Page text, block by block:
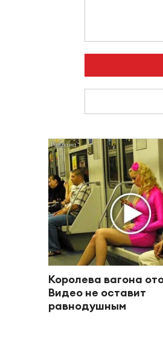
Королева вагона
Видео не оставит
равнодушным